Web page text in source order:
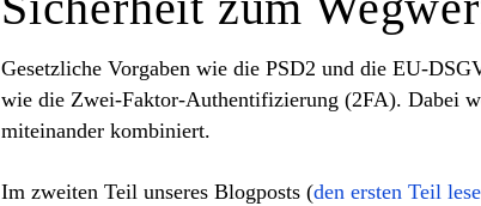
Gesetzliche Vorgaben wie die PSD2 und die EU-
wie die Zwei-Faktor-Authentifizierung (2FA). Dabei
miteinander kombiniert.
Im zweiten Teil unseres Blogposts (den ersten Teil